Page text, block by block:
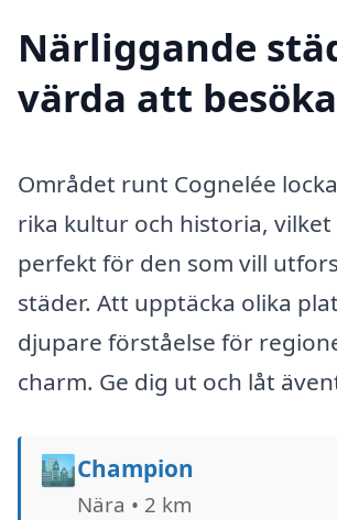
Närliggande
värda att besöka
Området runt Cognelée
rika kultur och historia,
perfekt för den som vill
städer. Att upptäcka olika
djupare förståelse för
charm. Ge dig ut och låt
🏙️Champion
Nära • 2 km